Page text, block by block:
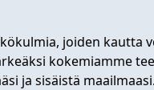
joiden kautta
kokemiamme
ja sisäistä maailmaasi.